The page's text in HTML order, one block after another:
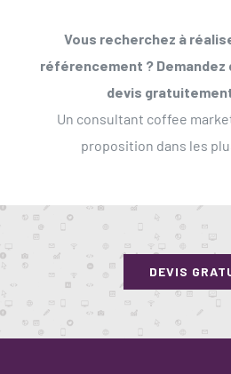
Vous recherchez à
référencement ?
devis
Un consultant coffee
proposition dans les
DEVIS